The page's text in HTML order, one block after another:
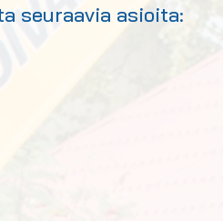
seuraavia asioita: